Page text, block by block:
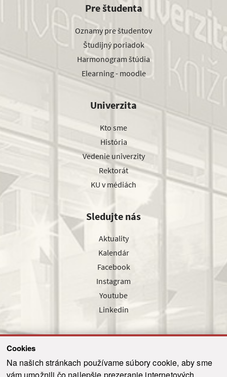
Cookies
Na našich stránkach používame súbory cookie, aby sme
vám umožnili čo najlepšie prezeranie internetových
Pre študenta
Oznamy pre študentov
Študijný poriadok
Harmonogram štúdia
Elearning - moodle
Univerzita
Kto sme
História
Vedenie univerzity
Rektorát
KU v médiách
Sledujte nás
Aktuality
Kalendár
Facebook
Instagram
Youtube
Linkedin